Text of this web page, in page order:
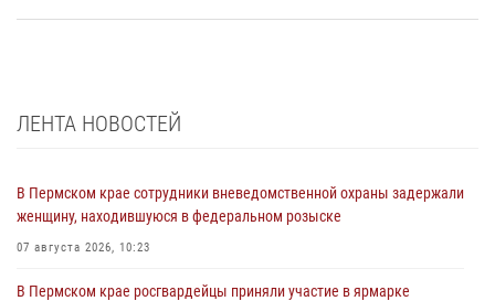
ЛЕНТА НОВОСТЕЙ
В Пермском крае сотрудники вневедомственной охраны задержали
женщину, находившуюся в федеральном розыске
07 августа 2026, 10:23
В Пермском крае росгвардейцы приняли участие в ярмарке